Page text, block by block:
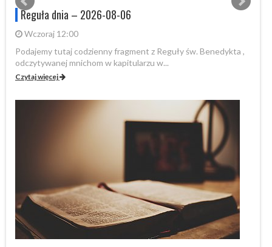
Reguła dnia – 2026-08-06
Wczoraj 12:00
Podajemy tutaj codzienny fragment z Reguły św. Benedykta ,
odczytywanej mnichom w kapitularzu w...
Czytaj więcej